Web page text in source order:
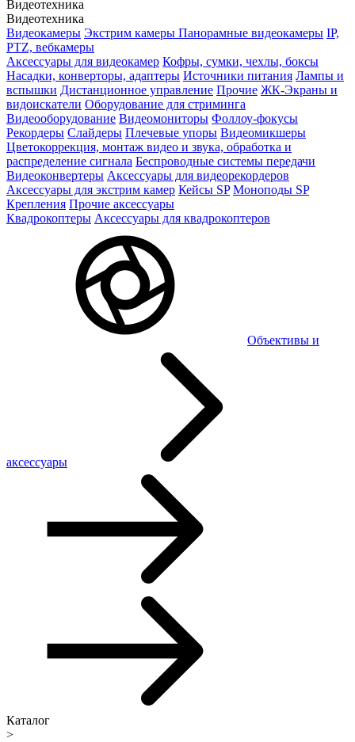
Видеотехника
Видеотехника
Видеокамеры Экстрим камеры Панорамные видеокамеры IP,
PTZ, вебкамеры
Аксессуары для видеокамер Кофры, сумки, чехлы, боксы
Насадки, конверторы, адаптеры Источники питания Лампы и
вспышки Дистанционное управление Прочие ЖК-Экраны и
видоискатели Оборудование для стриминга
Видеооборудование Видеомониторы Фоллоу-фокусы
Рекордеры Слайдеры Плечевые упоры Видеомикшеры
Цветокоррекция, монтаж видео и звука, обработка и
распределение сигнала Беспроводные системы передачи
Видеоконвертеры Аксессуары для видеорекордеров
Аксессуары для экстрим камер Кейсы SP Моноподы SP
Крепления Прочие аксессуары
Квадрокоптеры Аксессуары для квадрокоптеров
Объективы и
аксессуары
Каталог
>